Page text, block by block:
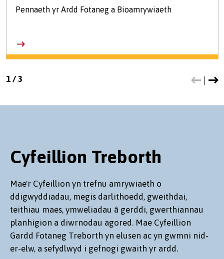
Pennaeth yr Ardd Fotaneg a Bioamrywiaeth
1/ 3
Cyfeillion Treborth
Mae'r Cyfeillion yn trefnu amrywiaeth o
ddigwyddiadau, megis darlithoedd, gweithdai,
teithiau maes, ymweliadau â gerddi, gwerthiannau
planhigion a diwrnodau agored. Mae Cyfeillion
Gardd Fotaneg Treborth yn elusen ac yn gwmni nid-
er-elw, a sefydlwyd i gefnogi gwaith yr ardd.